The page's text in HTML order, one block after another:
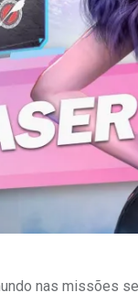
nas missões